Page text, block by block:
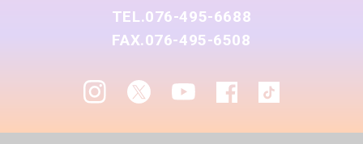
TEL.076-495-6688
FAX.076-495-6508